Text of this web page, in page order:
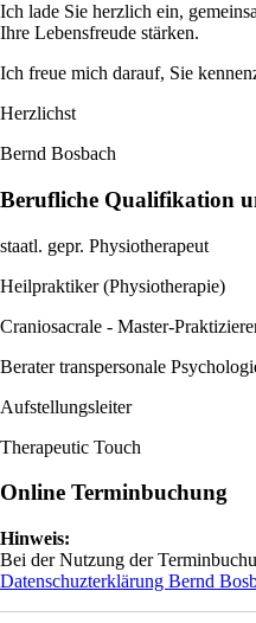
Ich lade Sie herzlich ein,
Ihre Lebensfreude stärken.
Ich freue mich darauf, Sie
Herzlichst
Bernd Bosbach
Berufliche Qualifikation
staatl. gepr. Physiotherapeut
Heilpraktiker (Physiotherapie)
Craniosacrale - Master-
Berater transpersonale
Aufstellungsleiter
Therapeutic Touch
Online Terminbuchung
Hinweis:
Bei der Nutzung der
Datenschuzterklärung Bernd